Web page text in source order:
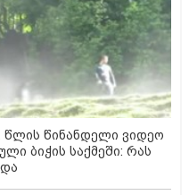
წლის წინანდელი ვიდეო
ბიჭის საქმეში: რას